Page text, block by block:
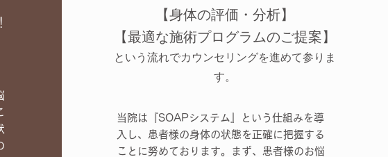
!
【身体の評価・分析】
【最適な施術プログラムのご提案】
という流れでカウンセリングを進めて参りま
す。
当院は『SOAPシステム』という仕組みを導
入し、 患者様の身体の状態を正確に把握する
ことに努めております。
まず、患者様のお悩